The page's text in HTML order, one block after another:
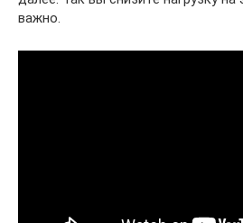
важно.